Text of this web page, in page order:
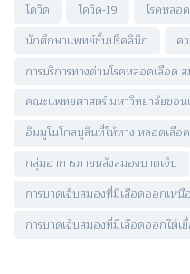
โควิด
โควิด-19
โรคหลอ
นักศึกษาแพทย์ชั้นปรีคลินิก
ค
การบริการทางด่วนโรคหลอดเลือด
คณะแพทยศาสตร์ มหาวิทยาลัยขอ
อิมมูโนโกลบูลินที่ให้ทาง หลอดเลือ
กลุ่มอาการภายหลังสมองบาดเจ็บ
การบาดเจ็บสมองที่มีเลือดออกเหนื
การบาดเจ็บสมองที่มีเลือดออกใต้เ